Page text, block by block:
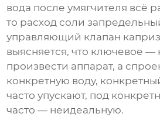
вода после умягчителя всё
то расход соли
управляющий клапан
выясняется, что ключевое —
произвести аппарат, а
конкретную воду,
часто упускают, под
часто — неидеальную.